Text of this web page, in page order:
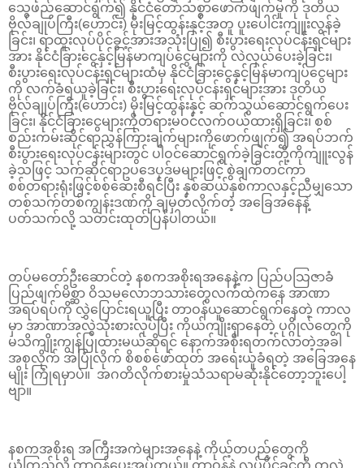
သွေဖည်ဆောင်ရွက်၍ နိုင်ငံတော်သစ္စာဖောက်ဖျက်မှုကို ဒုတိယ
ဗိုလ်ချုပ်ကြီး(ဟောင်း) မိုးမြင့်ထွန်းနှင့်အတူ ပူးပေါင်းကျူးလွန်ခဲ့
ခြင်း၊ ရာထူးလုပ်ပိုင်ခွင့်အားအသုံးပြု၍ စီးပွားရေးလုပ်ငန်းရှင်များ
အား နိုင်ငံခြားငွေနှင့်မြန်မာကျပ်ငွေများကို လဲလှယ်ပေးခဲ့ခြင်း၊
စီးပွားရေးလုပ်ငန်းရှင်များထံမှ နိုင်ငံခြားငွေနှင့်မြန်မာကျပ်ငွေများ
ကို လက်ခံရယူခဲ့ခြင်း၊ စီးပွားရေးလုပ်ငန်းရှင်များအား ဒုတိယ
ဗိုလ်ချုပ်ကြီး(ဟောင်း) မိုးမြင့်ထွန်းနှင့် ဆက်သွယ်ဆောင်ရွက်ပေး
ခြင်း၊ နိုင်ငံခြားငွေများကိုတရားမဝင်လက်ဝယ်ထားရှိခြင်း၊ စစ်
စည်းကမ်းဆိုင်ရာညွှန်ကြားချက်များကိုဖောက်ဖျက်၍ အရပ်ဘက်
စီးပွားရေးလုပ်ငန်းများတွင် ပါဝင်ဆောင်ရွက်ခဲ့ခြင်းတို့ကိုကျူးလွန်
ခဲ့သဖြင့် သက်ဆိုင်ရာဥပဒေပုဒ်မများဖြင့် စွဲချက်တင်ကာ
စစ်တရားရုံးဖြင့်စစ်ဆေးစီရင်ပြီး နှစ်ဆယ်နှစ်ကာလနှင့်ညီမျှသော
တစ်သက်တစ်ကျွန်းဒဏ်ကို ချမှတ်လိုက်တဲ့ အခြေအနေနဲ့
ပတ်သက်လို့ သတင်းထုတ်ပြန်ပါတယ်။
တပ်မတော်ဦးဆောင်တဲ့ နစကအစိုးရအနေနဲ့က ပြည်ပသြဇာခံ
ပြည်ဖျက်မိစ္ဆာ ဝိသမလောဘသားတွေလက်ထဲကနေ အာဏာ
အရပ်ရပ်ကို လွှဲပြောင်းရယူပြီး တာဝန်ယူဆောင်ရွက်နေတဲ့ ကာလ
မှာ အာဏာအလွဲသုံးစားလုပ်ပြီး ကိုယ်ကျိုးရှာနေတဲ့ ပုဂ္ဂိုလ်တွေကို
မသိကျိုးကျွန်ပြုထားမယ်ဆိုရင် နောက်အစိုးရတက်လာတဲ့အခါ
အစုလိုက် အပြုံလိုက် စိစစ်ဖော်ထုတ် အရေးယူခံရတဲ့ အခြေအနေ
မျိုး ကြုံရမှာပဲ။ အဂတိလိုက်စားမှုသံသရာမဆုံးနိုင်တော့ဘူးပေါ့
ဗျာ။
နစကအစိုးရ အကြီးအကဲများအနေနဲ့ ကိုယ့်တပည့်တွေကို
ယုံကြည်လို့ တာဝန်ပေးအပ်တယ်။ တာဝန်နဲ့ လုပ်ပိုင်ခွင့်ကို တလွဲ